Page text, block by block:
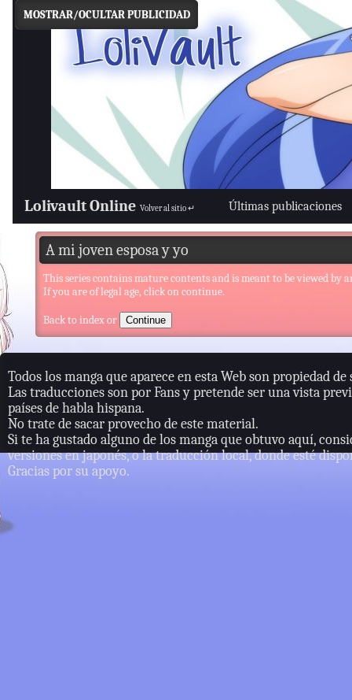
Últimas publicaciones
Lolivault Online Volver al sitio ↵
A mi joven esposa y yo
This series contains mature contents and is meant to be viewed by
If you are of legal age, click on continue.
Back to indexor
MOSTRAR/OCULTAR PUBLICIDAD
Todos los manga que aparece en esta Web son propiedad de
Las traducciones son por Fans y pretende ser una vista
países de habla hispana.
No trate de sacar provecho de este material.
Si te ha gustado alguno de los manga que obtuvo aquí,
versiones en japonés, o la traducción local, donde esté
Gracias por su apoyo.